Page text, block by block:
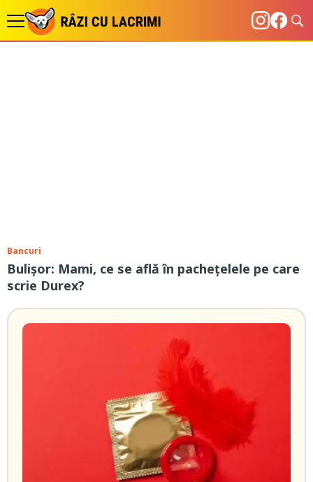
Bancuri
Bulișor: Mami, ce se află în pachețelele pe care
scrie Durex?